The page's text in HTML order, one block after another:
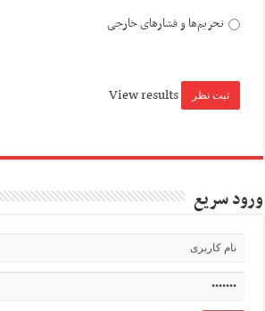
تحریم‌ها و فشارهای خارجی
View results
ورود سریع